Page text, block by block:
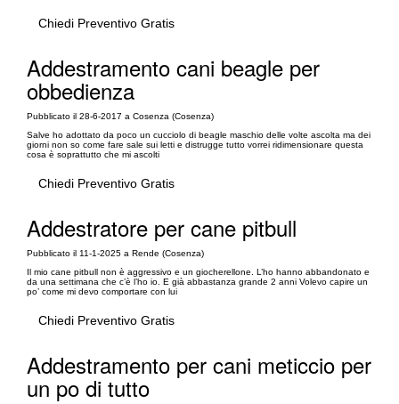
Chiedi Preventivo Gratis
Addestramento cani beagle per
obbedienza
Pubblicato il 28-6-2017 a Cosenza (Cosenza)
Salve ho adottato da poco un cucciolo di beagle maschio delle volte ascolta ma dei
giorni non so come fare sale sui letti e distrugge tutto vorrei ridimensionare questa
cosa è soprattutto che mi ascolti
Chiedi Preventivo Gratis
Addestratore per cane pitbull
Pubblicato il 11-1-2025 a Rende (Cosenza)
Il mio cane pitbull non è aggressivo e un giocherellone. L’ho hanno abbandonato e
da una settimana che c’è l’ho io. E già abbastanza grande 2 anni Volevo capire un
po’ come mi devo comportare con lui
Chiedi Preventivo Gratis
Addestramento per cani meticcio per
un po di tutto